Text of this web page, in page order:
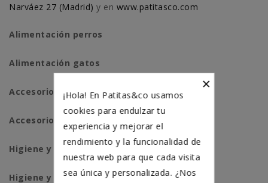
Narváez 27 (Madrid) y en www.patitasco.com
Alimentación perros
Alimentación gatos
Accesorios perros
Accesorios para gatos
Higiene y salud perros
Higiene y salud gatos
×
¡Hola! En Patitas&co usamos
cookies para endulzar tu
experiencia y mejorar el
rendimiento y la funcionalidad de
nuestra web para que cada visita
sea única y personalizada. ¿Nos